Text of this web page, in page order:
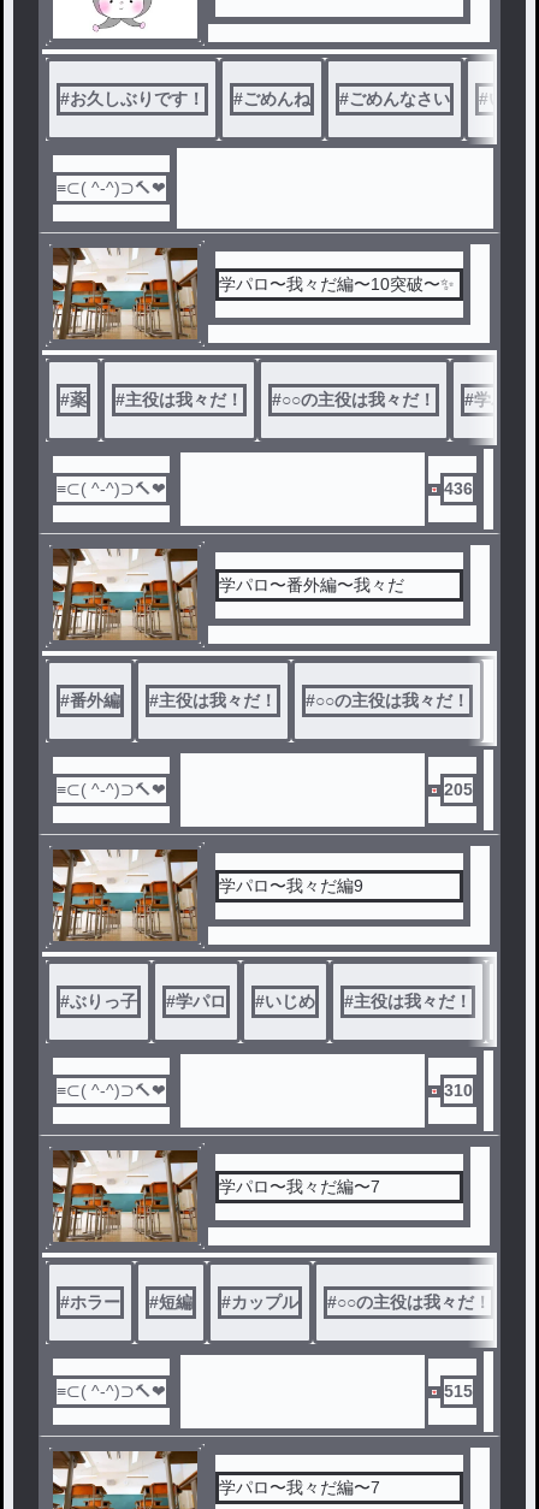
#お久しぶりです！ #ごめんね #ごめんなさい #いい
学パロ〜我々だ編〜10突破〜✨
#薬 #主役は我々だ！ #○○の主役は我々だ！ #学パロ
436
学パロ〜番外編〜我々だ
#番外編 #主役は我々だ！ #○○の主役は我々だ！
205
学パロ〜我々だ編9
#ぶりっ子 #学パロ #いじめ #主役は我々だ！
310
学パロ〜我々だ編〜7
#ホラー #短編 #カップル #○○の主役は我々だ！
515
学パロ〜我々だ編〜7